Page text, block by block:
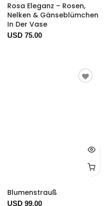
Rosa Eleganz – Rosen,
Nelken & Gänseblümchen
In Der Vase
USD 75.00
Blumenstrauß
USD 99.00